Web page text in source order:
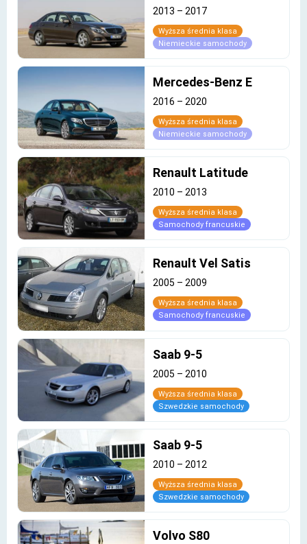
2013 – 2017
Wyższa średnia klasa
Niemieckie samochody
Mercedes-Benz E
2016 – 2020
Wyższa średnia klasa
Niemieckie samochody
Renault Latitude
2010 – 2013
Wyższa średnia klasa
Samochody francuskie
Renault Vel Satis
2005 – 2009
Wyższa średnia klasa
Samochody francuskie
Saab 9-5
2005 – 2010
Wyższa średnia klasa
Szwedzkie samochody
Saab 9-5
2010 – 2012
Wyższa średnia klasa
Szwedzkie samochody
Volvo S80